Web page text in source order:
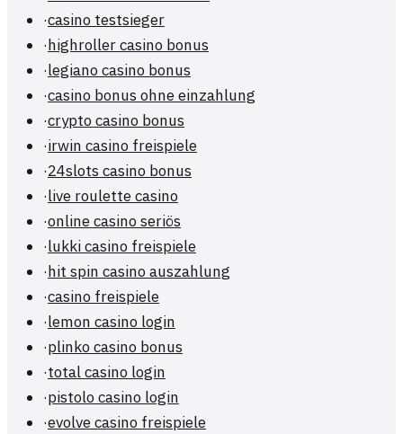
·casino testsieger
·highroller casino bonus
·legiano casino bonus
·casino bonus ohne einzahlung
·crypto casino bonus
·irwin casino freispiele
·24slots casino bonus
·live roulette casino
·online casino seriös
·lukki casino freispiele
·hit spin casino auszahlung
·casino freispiele
·lemon casino login
·plinko casino bonus
·total casino login
·pistolo casino login
·evolve casino freispiele